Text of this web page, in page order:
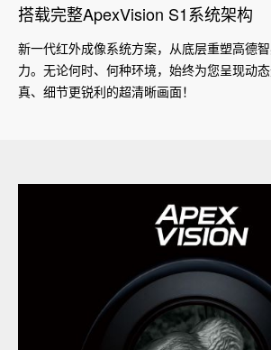
搭载完整ApexVision S1系统架构
新一代红外成像系统方案，从底层重塑高德
力。无论何时、何种环境，始终为您呈现动
真、细节更锐利的超清晰画面！